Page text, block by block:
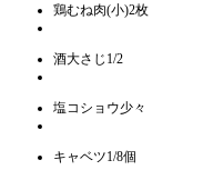
鶏むね肉(小)2枚
酒大さじ1/2
塩コショウ少々
キャベツ1/8個